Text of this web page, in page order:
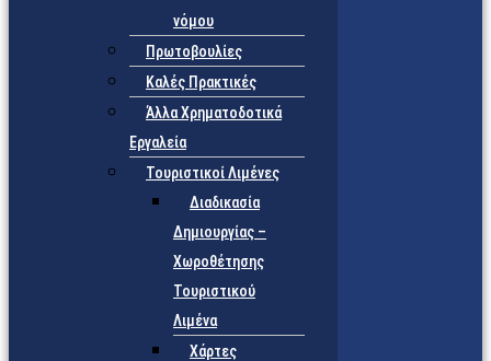
νόμου
Πρωτοβουλίες
Καλές Πρακτικές
Άλλα Χρηματοδοτικά
Εργαλεία
Τουριστικοί Λιμένες
Διαδικασία
Δημιουργίας –
Χωροθέτησης
Τουριστικού
Λιμένα
Χάρτες